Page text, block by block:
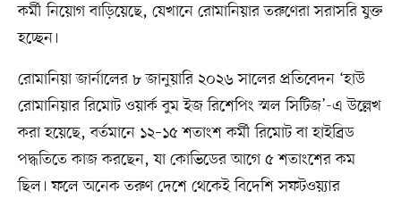
কর্মী নিয়োগ বাড়িয়েছে, যেখানে রোমানিয়ার তরুণেরা সরাসরি যুক্ত
হচ্ছেন।
রোমানিয়া জার্নালের ৮ জানুয়ারি ২০২৬ সালের প্রতিবেদন ‘হাউ
রোমানিয়ার রিমোট ওয়ার্ক বুম ইজ রিশেপিং স্মল সিটিজ’-এ উল্লেখ
করা হয়েছে, বর্তমানে ১২–১৫ শতাংশ কর্মী রিমোট বা হাইব্রিড
পদ্ধতিতে কাজ করছেন, যা কোভিডের আগে ৫ শতাংশের কম
ছিল। ফলে অনেক তরুণ দেশে থেকেই বিদেশি সফটওয়্যার